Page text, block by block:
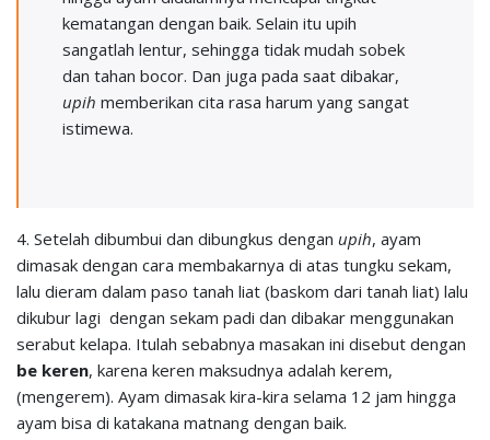
kematangan dengan baik. Selain itu upih
sangatlah lentur, sehingga tidak mudah sobek
dan tahan bocor. Dan juga pada saat dibakar,
upih memberikan cita rasa harum yang sangat
istimewa.
4. Setelah dibumbui dan dibungkus dengan upih, ayam
dimasak dengan cara membakarnya di atas tungku sekam,
lalu dieram dalam paso tanah liat (baskom dari tanah liat) lalu
dikubur lagi dengan sekam padi dan dibakar menggunakan
serabut kelapa. Itulah sebabnya masakan ini disebut dengan
be keren, karena keren maksudnya adalah kerem,
(mengerem). Ayam dimasak kira-kira selama 12 jam hingga
ayam bisa di katakana matnang dengan baik.